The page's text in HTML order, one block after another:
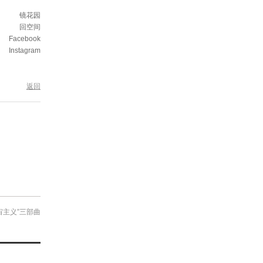
镜花园
回空间
Facebook
Instagram
返回
主义”三部曲